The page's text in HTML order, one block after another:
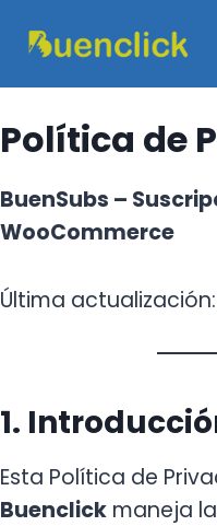
contenido
Política de
BuenSubs –
WooCommerce
Última
1.
Esta Política de
Buenclick maneja